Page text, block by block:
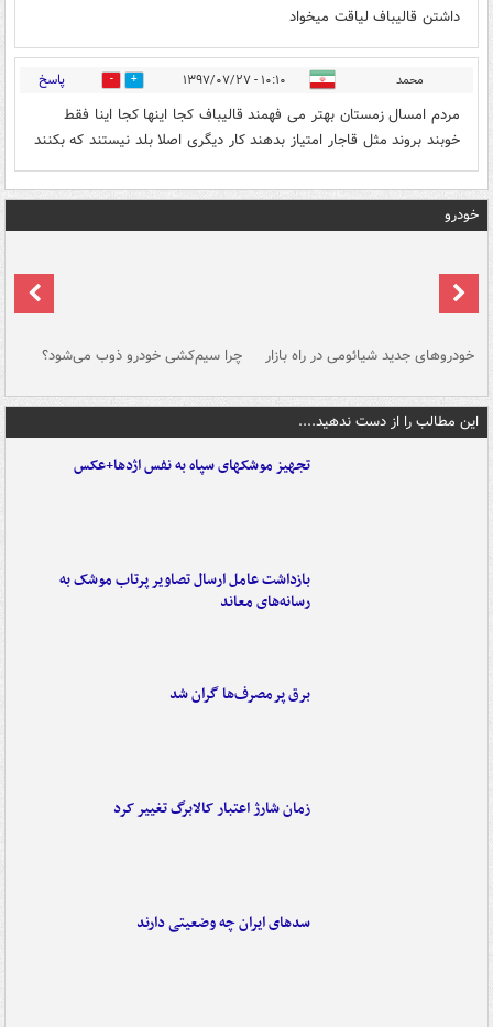
داشتن قالیباف لیاقت میخواد
محمد ۱۰:۱۰ - ۱۳۹۷/۰۷/۲۷ 6 پاسخ
مردم امسال زمستان بهتر می فهمند قالیباف کجا اینها کجا اینا فقط
خوبند بروند مثل قاجار امتیاز بدهند کار دیگری اصلا بلد نیستند که بکنند
خودرو
خودروهای جدید شیائومی در راه بازار چرا سیم‌کشی خودرو ذوب می‌شود؟
این مطالب را از دست ندهید....
تجهیز موشکهای سپاه به نفس اژدها+عکس
بازداشت عامل ارسال تصاویر پرتاب موشک به
رسانه‌های معاند
برق پرمصرف‌ها گران شد
زمان شارژ اعتبار کالابرگ تغییر کرد
سدهای ایران چه وضعیتی دارند